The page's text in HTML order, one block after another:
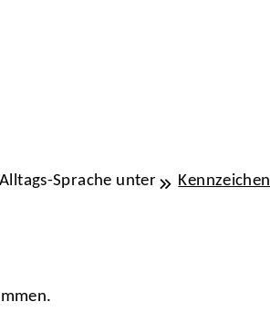
Sprache unter
Kennzeichen